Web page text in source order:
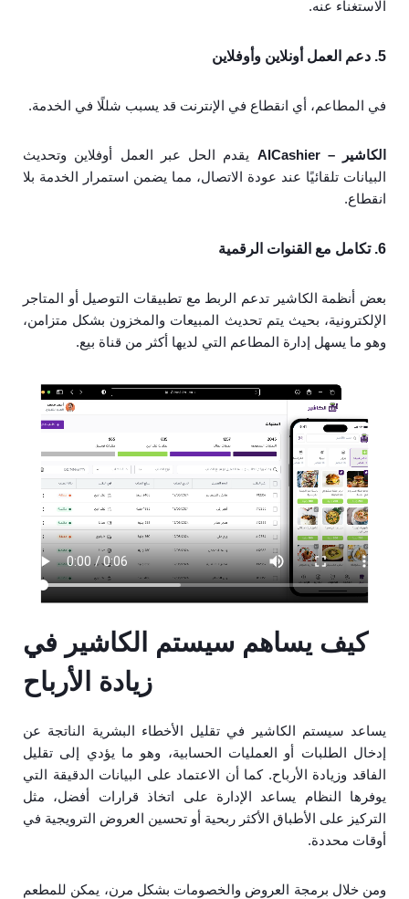
الاستغناء عنه.
5. دعم العمل أونلاين وأوفلاين
في المطاعم، أي انقطاع في الإنترنت قد يسبب شللًا في الخدمة.
الكاشير – AlCashier
يقدم الحل عبر العمل أوفلاين وتحديث
البيانات تلقائيًا عند عودة الاتصال، مما يضمن استمرار الخدمة بلا
انقطاع.
6. تكامل مع القنوات الرقمية
بعض أنظمة الكاشير تدعم الربط مع تطبيقات التوصيل أو المتاجر
الإلكترونية، بحيث يتم تحديث المبيعات والمخزون بشكل متزامن،
وهو ما يسهل إدارة المطاعم التي لديها أكثر من قناة بيع.
كيف يساهم سيستم الكاشير في
زيادة الأرباح
يساعد سيستم الكاشير في تقليل الأخطاء البشرية الناتجة عن
إدخال الطلبات أو العمليات الحسابية، وهو ما يؤدي إلى تقليل
الفاقد وزيادة الأرباح. كما أن الاعتماد على البيانات الدقيقة التي
يوفرها النظام يساعد الإدارة على اتخاذ قرارات أفضل، مثل
التركيز على الأطباق الأكثر ربحية أو تحسين العروض الترويجية في
أوقات محددة.
ومن خلال برمجة العروض والخصومات بشكل مرن، يمكن للمطعم